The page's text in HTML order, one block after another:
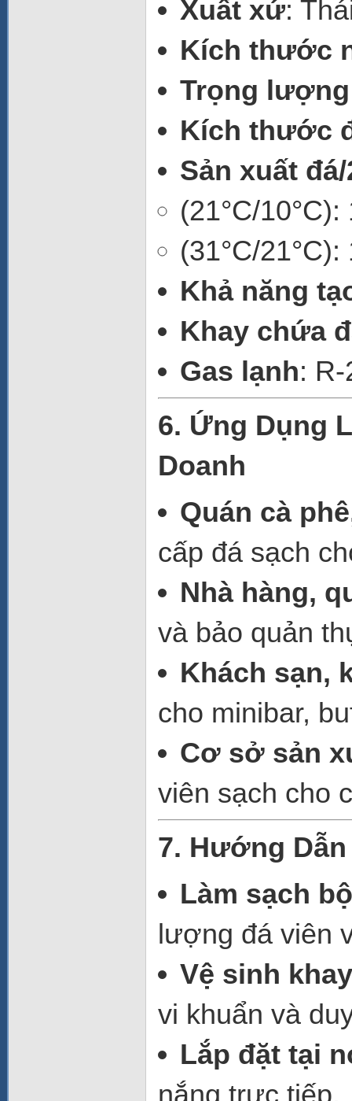
Xuất xứ:
Kích thước
Trọng lượng
Kích thước
Sản xuất
(21°C/10°C):
(31°C/21°C):
Khả năng
Khay chứa
Gas lạnh:
6. Ứng Dụng
Doanh
Quán cà
cấp đá sạch
Nhà hàng,
và bảo quản
Khách sạn,
cho minibar,
Cơ sở sản
viên sạch cho
7. Hướng
Làm sạch
lượng đá viên
Vệ sinh
vi khuẩn và
Lắp đặt tại
nắng trực tiếp.